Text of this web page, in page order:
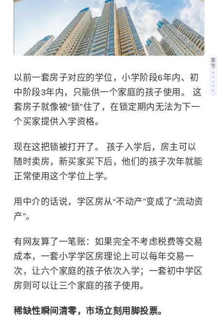
以前一套房子对应的学位，小学阶段6年内、初
中阶段3年内，只能供一个家庭的孩子使用。 这
套房子就像被“锁”住了，在锁定期内无法为下一
个买家提供入学资格。
现在这把锁被打开了。 孩子入学后，房主可以
随时卖房，新买家买下后，他们的孩子次年就能
正常使用这个学位上学。
用中介的话说，学区房从“不动产”变成了“流动资
产”。
有网友算了一笔账：如果完全不考虑税费等交易
成本，一套小学学区房理论上可以每年交易一
次，让六个家庭的孩子依次入学；一套初中学区
房则可以让三个家庭的孩子使用。
稀缺性瞬间清零，市场立刻用脚投票。
章
节